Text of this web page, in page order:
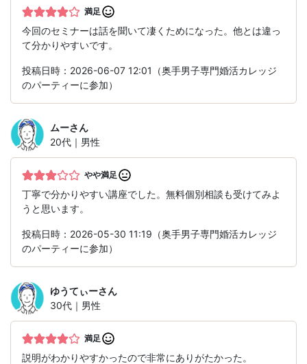
満足
今回のセミナーは話を聞いて凄くためになった。他とは違っ
て分かりやすいです。
投稿日時：2026-06-07 12:01（奥手男子専門婚活カレッジ
のパーティーに参加）
ムーさん
20代｜男性
やや満足
丁寧で分かりやすい講座でした。無料個別相談も受けてみよ
うと思います。
投稿日時：2026-05-30 11:19（奥手男子専門婚活カレッジ
のパーティーに参加）
ゆうてぃーさん
30代｜男性
満足
説明がわかりやすかったので非常にありがたかった。